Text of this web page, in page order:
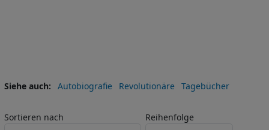
Siehe auch Autobiografie Revolutionäre Tagebücher
Sortieren nach Reihenfolge